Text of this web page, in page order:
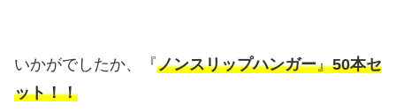
いかがでしたか、『ノンスリップハンガー』50本セ
ット！！